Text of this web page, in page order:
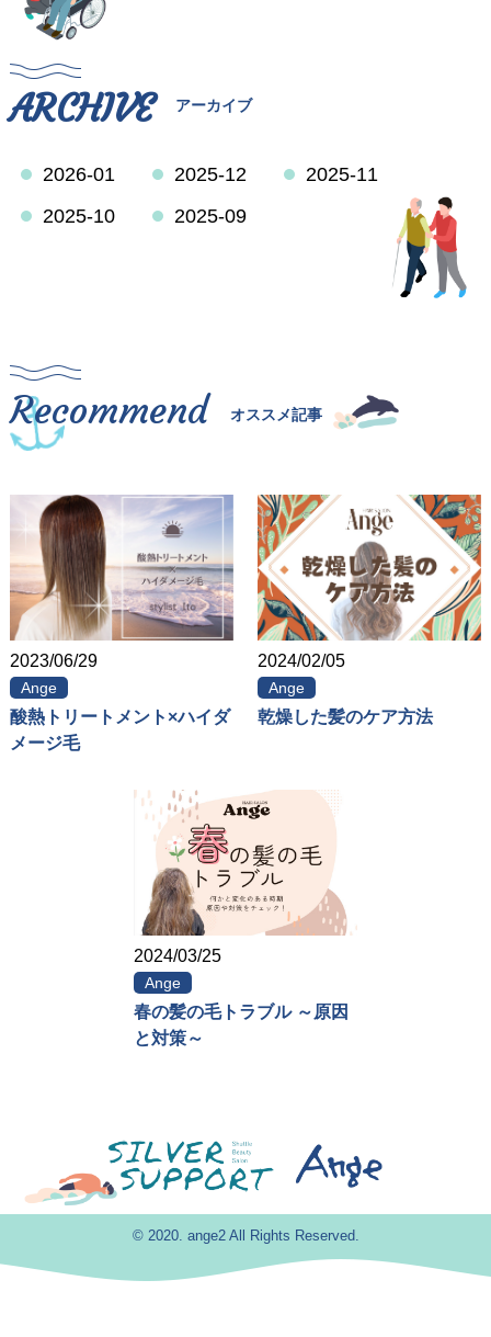
ARCHIVE アーカイブ
2026-01 2025-12
2025-11
2025-10
2025-09
Recommend オススメ記事
2023/06/29
Ange
酸熱トリートメント×ハイダ
メージ毛
2024/02/05
Ange
乾燥した髪のケア方法
2024/03/25
Ange
春の髪の毛トラブル ～原因
と対策～
© 2020. ange2 All Rights Reserved.